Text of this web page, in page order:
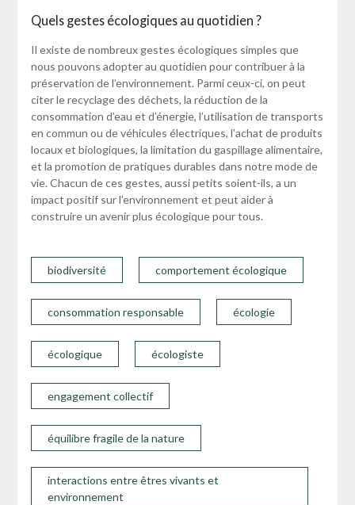
Quels gestes écologiques au quotidien ?
Il existe de nombreux gestes écologiques simples que
nous pouvons adopter au quotidien pour contribuer à la
préservation de l’environnement. Parmi ceux-ci, on peut
citer le recyclage des déchets, la réduction de la
consommation d’eau et d’énergie, l’utilisation de transports
en commun ou de véhicules électriques, l’achat de produits
locaux et biologiques, la limitation du gaspillage alimentaire,
et la promotion de pratiques durables dans notre mode de
vie. Chacun de ces gestes, aussi petits soient-ils, a un
impact positif sur l’environnement et peut aider à
construire un avenir plus écologique pour tous.
biodiversité comportement écologique
consommation responsable écologie
écologique écologiste
engagement collectif
équilibre fragile de la nature
interactions entre êtres vivants et
environnement